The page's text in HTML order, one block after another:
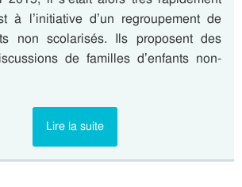
à l’initiative d’un regroupement de
non scolarisés. Ils proposent des
de familles d’enfants non-
Lire la suite